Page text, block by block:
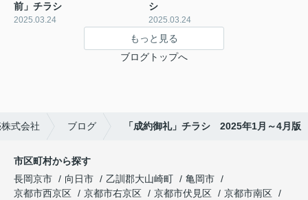
前」チラシ
2025.03.24
シ
2025.03.24
もっと見る
ブログトップへ
式会社 ブログ 「成約御礼」チラシ 2025年1月～4月版
市区町村から探す
長岡京市
向日市 乙訓郡大山崎町
亀岡市
京都市西京区
京都市右京区 京都市伏見区
京都市南区